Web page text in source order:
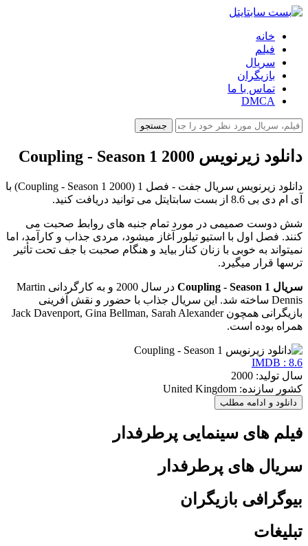
خانه
فیلم
سریال
بازیگران
تماس با ما
DMCA
جستجو
دانلود زیرنویس Coupling - Season 1 2000
دانلود زیرنویس سریال جفت - فصل 1 (Coupling - Season 1 2000) با
آی ام دی بی 8.6 از بست سابتایتل می توانید دریافت کنید.
شش دوست صمیمی در مورد تمام جنبه های روابط صحبت می
کنند. فصل اول با استیو تیلور آغاز میشود، مردی جذاب و کارآمد، اما
نمیتواند به خوبی با زنان کنار بیاید و هنگام صحبت با جف تحت تأثیر
ترسها قرار میگیرد.
سریال Coupling - Season 1
در سال 2000 و به کارگردانی Martin
Dennis ساخته شد. این سریال جذاب با حضور و نقش آفرینی
بازیگرانی همچون Jack Davenport, Gina Bellman, Sarah Alexander
همراه بوده است.
IMDB : 8.6
سال تولید: 2000
کشور سازنده: United Kingdom
دانلود و ادامه مطلب
فیلم های سینمایی پرطرفدار
سریال های پرطرفدار
بیوگرافی بازیگران
تبلیغات